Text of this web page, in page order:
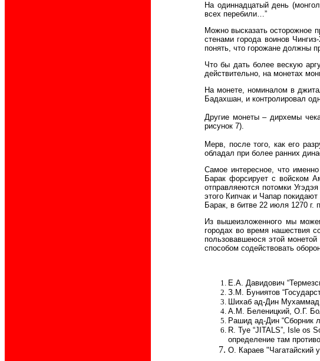
На одиннадцатый день
всех перебили…”
Можно высказать осторожное
стенами города воинов
понять, что горожане должны
Что бы дать более вескую
действительно, на монетах
На монете, номиналом в
Бадахшан, и контролировал
Другие монеты – дирхемы
рисунок 7).
Мерв, после того, как его
обладал при более ранних
Самое интересное, что
Барак форсирует с войском
отправляеются потомки
этого Кипчак и Чапар покидают
Барак, в битве 22 июля 1270 г.
Из вышеизложенного мы
городах во время нашествия
пользовавшеюся этой
способом содействовать
Е.А. Давидович
З.М. Буниятов
Шихаб ад-Дин Мухаммад
А.М. Беленицкий, О.Г.
Рашид ад-Дин “Сборник
R. Tye “JITALS”, Isle os
определение там
О. Караев "Чагатайский